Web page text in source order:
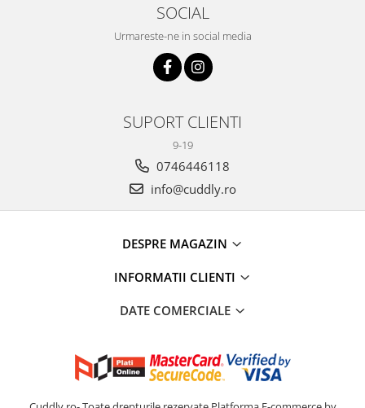
SOCIAL
Urmareste-ne in social media
SUPORT CLIENTI
9-19
0746446118
info@cuddly.ro
DESPRE MAGAZIN
INFORMATII CLIENTI
DATE COMERCIALE